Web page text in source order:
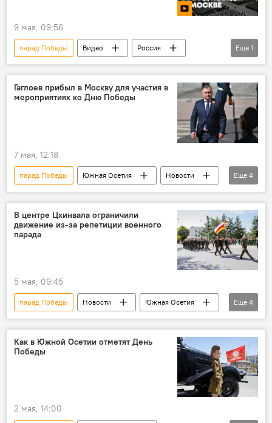
9 мая, 09:56
парад Победы Видео
Россия
Великая Отечественная война
Еще 1
Гаглоев прибыл в Москву для участия в
мероприятиях ко Дню Победы
7 мая, 12:18
парад Победы Южная Осетия
Новости
Алан Гаглоев
День Победы
9 Мая
Еще 4
В центре Цхинвала ограничили
движение из-за репетиции военного
парада
5 мая, 09:45
парад Победы Новости
Южная Осетия
МВД Южной Осетии
Цхинвал
День Победы
Еще 4
Как в Южной Осетии отметят День
Победы
2 мая, 14:00